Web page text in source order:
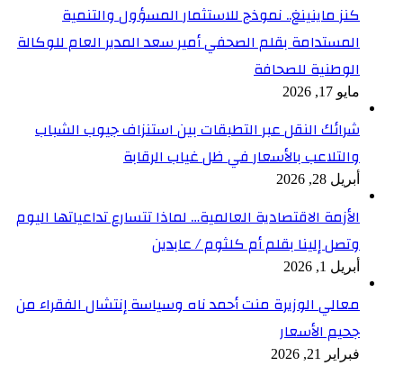
كنز ماينينغ.. نموذج للاستثمار المسؤول والتنمية
المستدامة بقلم الصحفي أمير سعد المدير العام للوكالة
الوطنية للصحافة
مايو 17, 2026
شرائك النقل عبر التطبقات بين استنزاف جيوب الشباب
والتلاعب بالأسعار في ظل غياب الرقابة
أبريل 28, 2026
الأزمة الاقتصادية العالمية… لماذا تتسارع تداعياتها اليوم
وتصل إلينا بقلم أم كلثوم / عابدين
أبريل 1, 2026
معالي الوزيرة منت أحمد ناه وسياسة إنتشال الفقراء من
جحيم الأسعار
فبراير 21, 2026